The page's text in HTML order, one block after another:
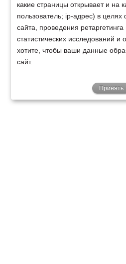
какие страницы открывает и на
пользователь; ip-адрес) в
сайта, проведения
статистических исследований и
хотите, чтобы ваши данные
сайт.
Принять